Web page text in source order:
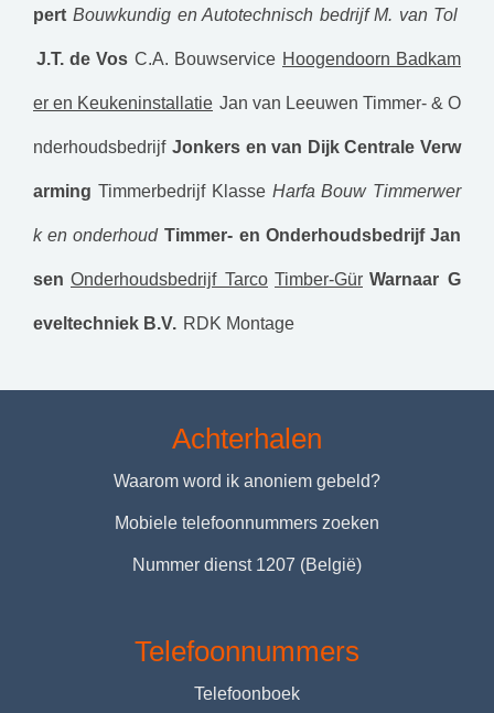
pert Bouwkundig en Autotechnisch bedrijf M. van Tol
J.T. de Vos C.A. Bouwservice Hoogendoorn Badkam
er en Keukeninstallatie Jan van Leeuwen Timmer- & O
nderhoudsbedrijf Jonkers en van Dijk Centrale Verw
arming Timmerbedrijf Klasse Harfa Bouw Timmerwer
k en onderhoud Timmer- en Onderhoudsbedrijf Jan
sen Onderhoudsbedrijf Tarco Timber-Gür Warnaar G
eveltechniek B.V. RDK Montage
Achterhalen
Waarom word ik anoniem gebeld?
Mobiele telefoonnummers zoeken
Nummer dienst 1207 (België)
Telefoonnummers
Telefoonboek